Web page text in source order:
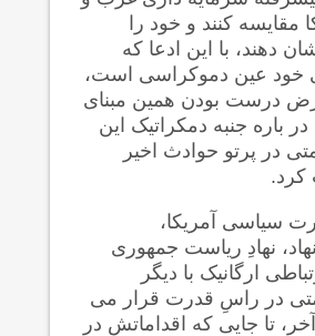
مقایسه کنند و خود را
دهند، با این ادعا که
خود عین دموکراسی است،
درست بودن همین مبنای
در باره جنبه دمکراتیک این
در پرتو حوادث اخیر
کرد.
سیاسی آمریکا،
نهادِ ریاست جمهوری
ارگانیک با دیگر
در راسِ قدرت قرار می
تا جایی که اقداماتش در